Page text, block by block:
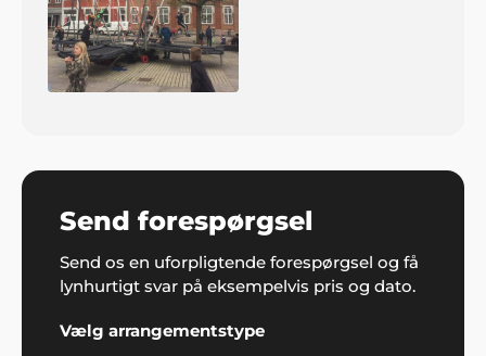
Send forespørgsel
Send os en uforpligtende forespørgsel og få
lynhurtigt svar på eksempelvis pris og dato.
Vælg arrangementstype